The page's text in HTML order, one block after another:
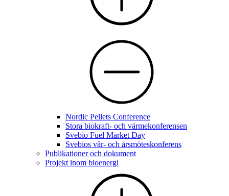
Nordic Pellets Conference
Stora biokraft- och värmekonferensen
Svebio Fuel Market Day
Svebios vår- och årsmöteskonferens
Publikationer och dokument
Projekt inom bioenergi